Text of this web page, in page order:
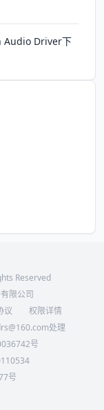
Audio Driver下
Reserved
限公司
议
权限详情
处理
号
号